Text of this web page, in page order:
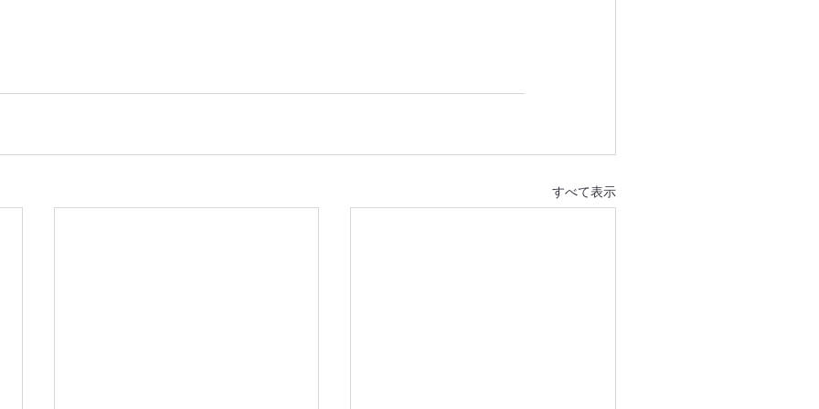
すべて表示